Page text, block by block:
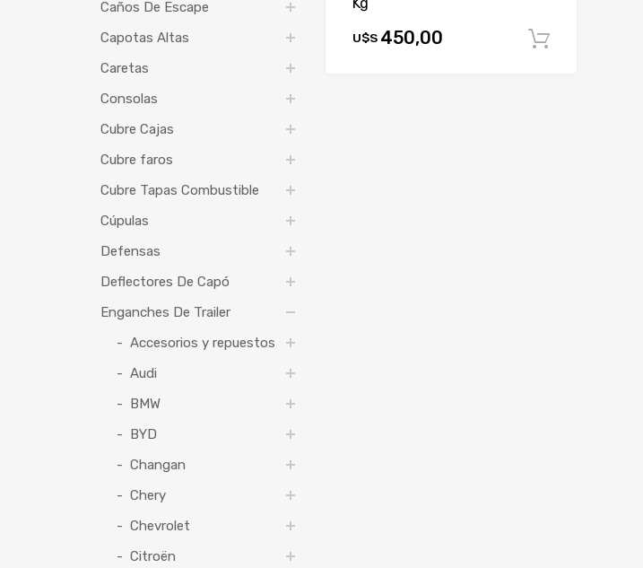
U$S 450,00
Caños De Escape
Capotas Altas
Caretas
Consolas
Cubre Cajas
Cubre faros
Cubre Tapas Combustible
Cúpulas
Defensas
Deflectores De Capó
Enganches De Trailer
Accesorios y repuestos
Audi
BMW
BYD
Changan
Chery
Chevrolet
Citroën